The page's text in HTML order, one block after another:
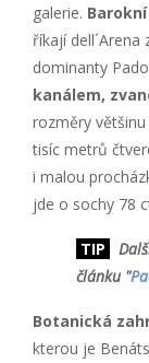
galerie.
říkají
dominanty
kanálem,
rozměry
tisíc metrů
i malou
jde o sochy 78
TIP
článku "
Botanická
kterou je